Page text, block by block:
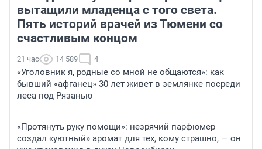
вытащили младенца с того света.
Пять историй врачей из Тюмени со
счастливым концом
21 час 14 589 4
«Уголовник я, родные со мной не общаются»: как
бывший «афганец» 30 лет живет в землянке посреди
леса под Рязанью
«Протянуть руку помощи»: незрячий парфюмер
создал «уютный» аромат для тех, кому страшно, — он